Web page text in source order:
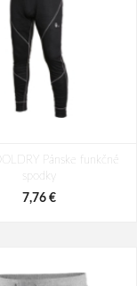
Pánske funkčné
spodky
7,76 €